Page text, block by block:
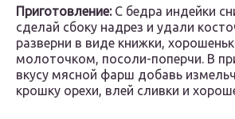
Приготовление:С бедра индейки
сделай сбоку надрез и удали
разверни в виде книжки,
молоточком, посоли-поперчи. В
вкусу мясной фарш добавь
крошку орехи, влей сливки и